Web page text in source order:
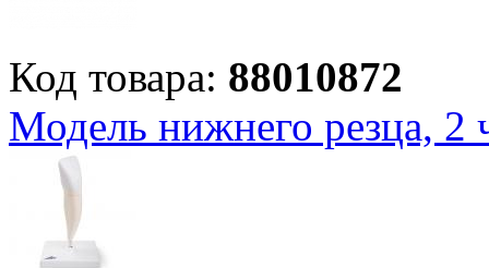
Код товара: 88010872
Модель нижнего резца, 2